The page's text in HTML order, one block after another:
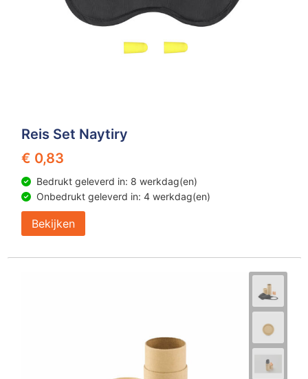
Reis Set Naytiry
€ 0,83
Bedrukt geleverd in: 8 werkdag(en)
Onbedrukt geleverd in: 4 werkdag(en)
Bekijken